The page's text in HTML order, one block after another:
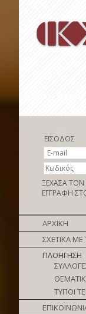
ΕΙΣΟΔΟΣ
ΞΕΧΑΣΑ
ΕΓΓΡΑΦΗ
ΑΡΧΙΚΗ
ΣΧΕΤΙΚΑ ΜΕ
ΠΛΟΗΓΗΣΗ
ΤΥΠΟΙ